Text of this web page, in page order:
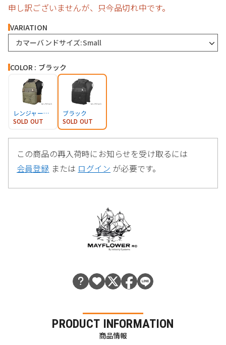
申し訳ございませんが、只今品切れ中です。
VARIATION
カマーバンドサイズ:Small
COLOR : ブラック
レンジャーグリーン
SOLD OUT
ブラック
SOLD OUT
この商品の再入荷時にお知らせを受け取るには
会員登録 または ログイン が必要です。
PRODUCT INFORMATION
商品情報